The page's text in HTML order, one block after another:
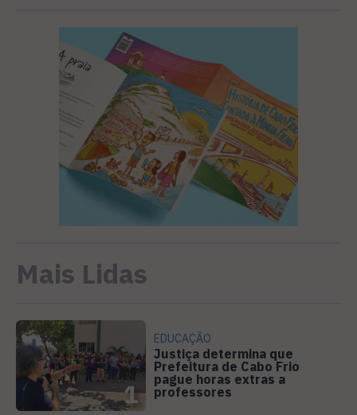
Mais Lidas
1
EDUCAÇÃO
Justiça determina que
Prefeitura de Cabo Frio
pague horas extras a
professores